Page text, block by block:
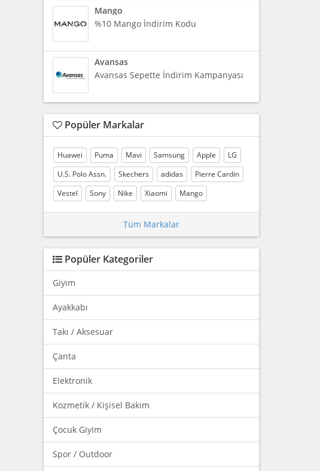
Mango
%10 Mango İndirim Kodu
Avansas
Avansas Sepette İndirim Kampanyası
Popüler Markalar
Huawei Puma Mavi Samsung Apple
LG
U.S. Polo Assn.
Skechers adidas
Pierre Cardin
Vestel
Sony Nike Xiaomi Mango
Tüm Markalar
Popüler Kategoriler
Giyim
Ayakkabı
Takı / Aksesuar
Çanta
Elektronik
Kozmetik / Kişisel Bakım
Çocuk Giyim
Spor / Outdoor